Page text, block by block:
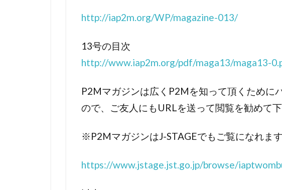
http://iap2m.org/WP/magazine-013/
13号の目次
http://www.iap2m.org/pdf/maga13/maga13-
P2Mマガジンは広くP2Mを知って頂くために
ので、ご友人にもURLを送って閲覧を勧めて下
※P2MマガジンはJ-STAGEでもご覧になれます
https://www.jstage.jst.go.jp/browse/